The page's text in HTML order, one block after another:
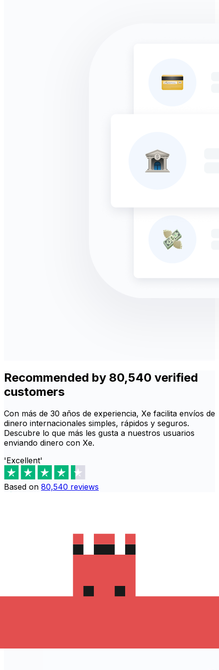
Recommended by 80,540 verified
customers
Con más de 30 años de experiencia, Xe facilita envíos de
dinero internacionales simples, rápidos y seguros.
Descubre lo que más les gusta a nuestros usuarios
enviando dinero con Xe.
'Excellent'
Based on 80,540 reviews
comenzar a enviar dinero a Namibia